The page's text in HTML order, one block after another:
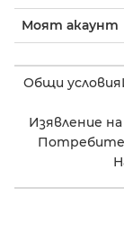
Моят акаунт
Общи условия
Изявление